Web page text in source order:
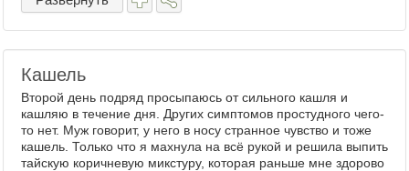
Кашель
Второй день подряд просыпаюсь от сильного кашля и
кашляю в течение дня. Других симптомов простудного чего-
то нет. Муж говорит, у него в носу странное чувство и тоже
кашель. Только что я махнула на всё рукой и решила выпить
тайскую коричневую микстуру, которая раньше мне здорово